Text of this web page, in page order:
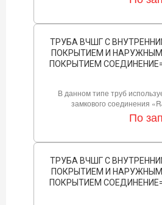
ТРУБА ВЧШГ С
ПОКРЫТИЕМ И
ПОКРЫТИЕМ
В данном типе труб
замкового соединения
По
ТРУБА ВЧШГ С
ПОКРЫТИЕМ И
ПОКРЫТИЕМ